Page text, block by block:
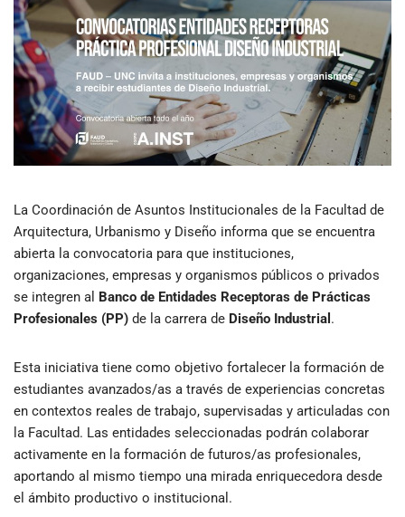
La Coordinación de Asuntos Institucionales de la Facultad de
Arquitectura, Urbanismo y Diseño informa que se encuentra
abierta la convocatoria para que instituciones,
organizaciones, empresas y organismos públicos o privados
se integren al
Banco de Entidades Receptoras de Prácticas
Profesionales (PP) de la carrera de Diseño Industrial .
Esta iniciativa tiene como objetivo fortalecer la formación de
estudiantes avanzados/as a través de experiencias concretas
en contextos reales de trabajo, supervisadas y articuladas con
la Facultad. Las entidades seleccionadas podrán colaborar
activamente en la formación de futuros/as profesionales,
aportando al mismo tiempo una mirada enriquecedora desde
el ámbito productivo o institucional.